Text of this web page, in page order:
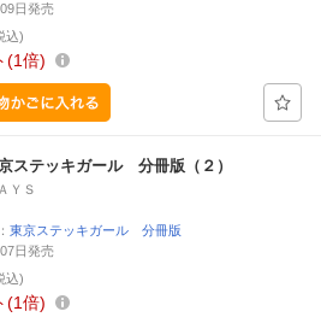
日発売
込)
1倍
ステッキガール 分冊版（２）
ＹＳ
東京ステッキガール 分冊版
日発売
込)
1倍